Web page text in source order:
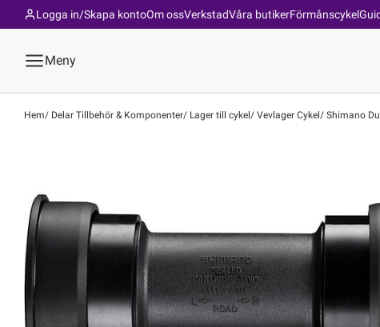
Om ossVerkstadVåra butikerFörmånscykel
Logga in/Skapa konto
Meny
Hem Delar Tillbehör & Komponenter Lager till cykel Vevlager Cykel Shimano